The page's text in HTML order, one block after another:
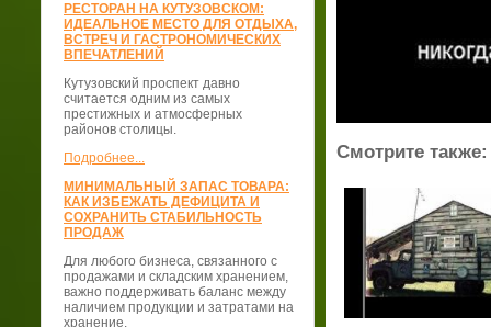
РЕСТОРАН НА КУТУЗОВСКОМ:
ИДЕАЛЬНОЕ МЕСТО ДЛЯ ОТДЫХА,
ВСТРЕЧ И ГАСТРОНОМИЧЕСКИХ
ВПЕЧАТЛЕНИЙ
Кутузовский проспект давно
считается одним из самых
престижных и атмосферных
районов столицы.
Подробнее...
МИНИМАЛЬНЫЙ ЗАПАС ТОВАРА:
КАК ИЗБЕЖАТЬ ДЕФИЦИТА И
СОХРАНИТЬ СТАБИЛЬНОСТЬ
ПРОДАЖ
Для любого бизнеса, связанного с
продажами и складским хранением,
важно поддерживать баланс между
наличием продукции и затратами на
хранение.
Смотрите также: